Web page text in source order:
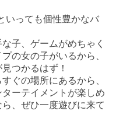
いっても個性豊かなバ
子、ゲームがめちゃく
の女の子がいるから、
つかるはず！
ぐの場所にあるから、
ーテイメントが楽しめ
、ぜひ一度遊びに来て